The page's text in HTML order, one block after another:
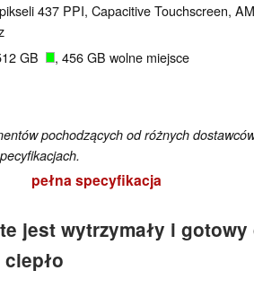
437 PPI, Capacitive Touchscreen,
GB , 456 GB wolne miejsce
pochodzących od różnych
pełna specyfikacja
jest wytrzymały i